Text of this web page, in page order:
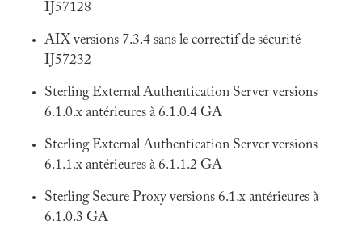
IJ57128
AIX versions 7.3.4 sans le correctif de sécurité
IJ57232
Sterling External Authentication Server versions
6.1.0.x antérieures à 6.1.0.4 GA
Sterling External Authentication Server versions
6.1.1.x antérieures à 6.1.1.2 GA
Sterling Secure Proxy versions 6.1.x antérieures à
6.1.0.3 GA